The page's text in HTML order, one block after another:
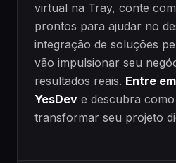
virtual na Tray, conte
prontos para ajudar no
integração de soluções
vão impulsionar seu
resultados reais. Entre
YesDev e descubra
transformar seu projeto